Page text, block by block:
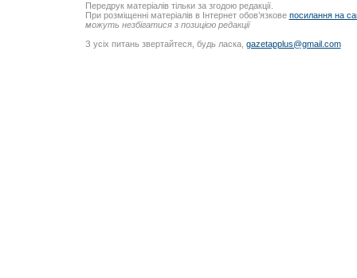
Передрук матеріалів тільки за згодою редакції.
При розміщенні матеріалів в Інтернет обов’язкове посилання на
можуть незбігатися з позицією редакції
З усіх питань звертайтеся, будь ласка, gazetapplus@gmail.com